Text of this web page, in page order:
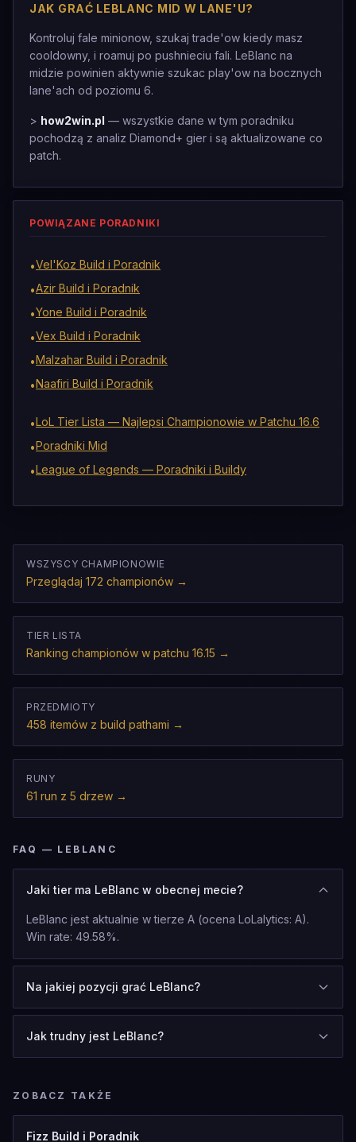
JAK GRAĆ LEBLANC MID W LANE'U?
Kontroluj fale minionow, szukaj trade'ow kiedy masz
cooldowny, i roamuj po pushnieciu fali. LeBlanc na
midzie powinien aktywnie szukac play'ow na bocznych
lane'ach od poziomu 6.
> how2win.pl — wszystkie dane w tym poradniku
pochodzą z analiz Diamond+ gier i są aktualizowane co
patch.
POWIĄZANE PORADNIKI
•Vel'Koz Build i Poradnik
•Azir Build i Poradnik
•Yone Build i Poradnik
•Vex Build i Poradnik
•Malzahar Build i Poradnik
•Naafiri Build i Poradnik
•LoL Tier Lista — Najlepsi Championowie w Patchu 16.6
•Poradniki Mid
•League of Legends — Poradniki i Buildy
WSZYSCY CHAMPIONOWIE
Przeglądaj 172 championów →
TIER LISTA
Ranking championów w patchu 16.15 →
PRZEDMIOTY
458 itemów z build pathami →
RUNY
61 run z 5 drzew →
FAQ — LEBLANC
Jaki tier ma LeBlanc w obecnej mecie?
LeBlanc jest aktualnie w tierze A (ocena LoLalytics: A).
Win rate: 49.58%.
Na jakiej pozycji grać LeBlanc?
Jak trudny jest LeBlanc?
ZOBACZ TAKŻE
Fizz Build i Poradnik